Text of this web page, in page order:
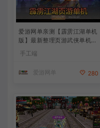
爱游网单亲测【霹雳江湖单机
版】最新整理页游武侠单机一
户端 GM后台 通用视频教学
手工端
爱游网单 280